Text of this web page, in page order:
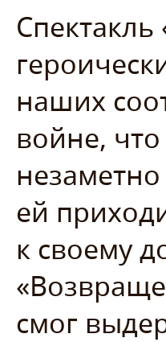
наших
войне,
ей
к своему
смог